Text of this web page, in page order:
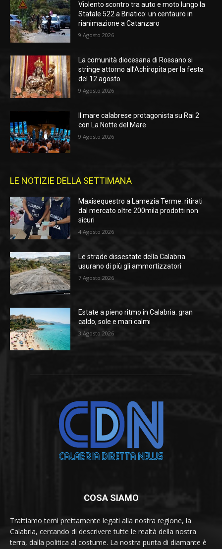
Violento scontro tra auto e moto lungo la
Statale 522 a Briatico: un centauro in
rianimazione a Catanzaro
9 Agosto 2026
La comunità diocesana di Rossano si
stringe attorno all’Achiropita per la festa
del 12 agosto
9 Agosto 2026
Il mare calabrese protagonista su Rai 2
con La Notte del Mare
9 Agosto 2026
LE NOTIZIE DELLA SETTIMANA
Maxisequestro a Lamezia Terme: ritirati
dal mercato oltre 200mila prodotti non
sicuri
4 Agosto 2026
Le strade dissestate della Calabria
usurano di più gli ammortizzatori
7 Agosto 2026
Estate a pieno ritmo in Calabria: gran
caldo, sole e mari calmi
3 Agosto 2026
COSA SIAMO
Trattiamo temi prettamente legati alla nostra regione, la
Calabria, cercando di descrivere tutte le realtà della nostra
terra, dalla politica al costume. La nostra punta di diamante è